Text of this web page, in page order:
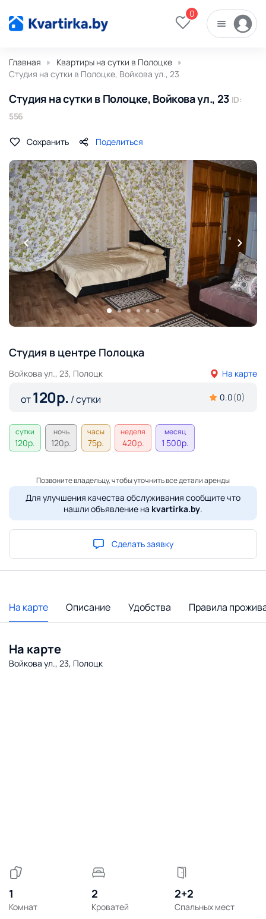
0
Главная
Квартиры на сутки в Полоцке
Студия на сутки в Полоцке, Войкова ул., 23
Студия на сутки в Полоцке, Войкова ул., 23 ID:
556
Сохранить Поделиться
Студия в центре Полоцка
Войкова ул., 23, Полоцк На карте
от120р. / сутки 0.0(0)
сутки
120р.
ночь
120р.
часы
75р.
неделя
420р.
месяц
1 500р.
Позвоните владельцу, чтобы уточнить все детали аренды
Для улучшения качества обслуживания сообщите что
нашли объявление на kvartirka.by.
Сделать заявку
На карте Описание Удобства Правила
1
Комнат
2
Кроватей
2+2
Спальных мест
На карте
Войкова ул., 23, Полоцк